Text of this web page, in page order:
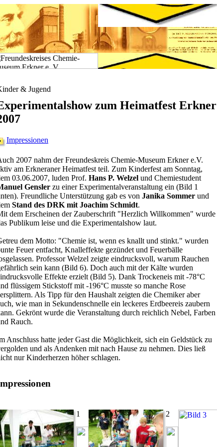
& Jugend
zum Heimatfest Erkner
Impressionen
2007 nahm der Freundeskreis Chemie-Museum Erkner e.V.
am Erkneraner Heimatfest teil. Zum Kinderfest am Sonntag,
03.06.2007, luden Prof. Hans P. Welzel und Chemiestudent
Gensler zu einer Experimentalveranstaltung ein (Bild 1
Freundliche Unterstützung gab es von Janika Sommer und
Stand des DRK mit Joachim Schmidt.
dem Erscheinen der Zauberschrift "Herzlich Willkommen" wurde
Publikum leise und die Experimentalshow laut.
dem Motto: "Chemie ist, wenn es knallt und stinkt." wurden
Feuer entfacht, Knalleffekte gezündet und Feuerbälle
Professor Welzel zeigte eindrucksvoll, warum Rauchen
sein kann (Bild 6). Doch auch mit der Kälte wurden
Effekte erzielt (Bild 5). Dank Trockeneis mit -78°C
flüssigem Stickstoff mit -196°C musste so manche Rose
Als Tipp für den Haushalt zeigten die Chemiker aber
wie man in Sekundenschnelle ein leckeres Erdbeereis zaubern
Gekrönt wurde die Veranstaltung durch reichlich Nebel, Farben
Rauch.
Anschluss hatte jeder Gast die Möglichkeit, sich ein Geldstück zu
und als Andenken mit nach Hause zu nehmen. Dies ließ
nur Kinderherzen höher schlagen.
1 2